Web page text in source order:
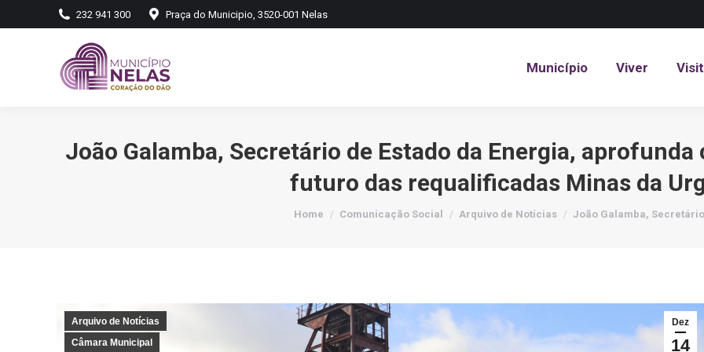
232 941 300 Praça do Municipio, 3520-001 Nelas
Município Viver
João Galamba, Secretário de Estado da Energia,
futuro das requalificadas Minas da
You are here:
Home Comunicação Social Arquivo de Notícias João Galamba,
Dez
14
Arquivo de Notícias
Câmara Municipal
Município Viver